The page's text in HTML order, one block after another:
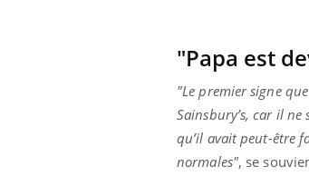
"Papa est
"Le premier signe
Sainsbury’s, car il
qu’il avait peut-être
normales", se